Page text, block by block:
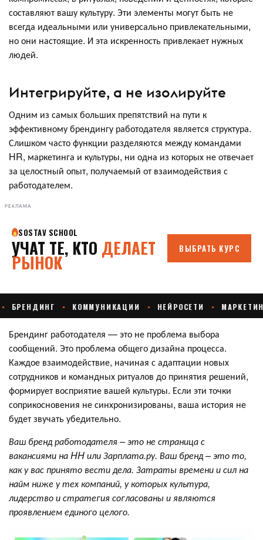
составляют вашу культуру. Эти элементы могут быть не
всегда идеальными или универсально привлекательными,
но они настоящие. И эта искренность привлекает нужных
людей.
Интегрируйте, а не изолируйте
Одним из самых больших препятствий на пути к
эффективному брендингу работодателя является структура.
Слишком часто функции разделяются между командами
HR, маркетинга и культуры, ни одна из которых не отвечает
за целостный опыт, получаемый от взаимодействия с
работодателем.
РЕКЛАМА
Брендинг работодателя — это не проблема выбора
сообщений. Это проблема общего дизайна процесса.
Каждое взаимодействие, начиная с адаптации новых
сотрудников и командных ритуалов до принятия решений,
формирует восприятие вашей культуры. Если эти точки
соприкосновения не синхронизированы, ваша история не
будет звучать убедительно.
Ваш бренд работодателя –это не страница с
вакансиями на HH или Зарплата.ру. Ваш бренд – это то,
как у вас принято вести дела. Затраты времени и сил на
найм ниже у тех компаний, у которыхкультура,
лидерство и стратегия согласованы и являются
проявлением единого целого.